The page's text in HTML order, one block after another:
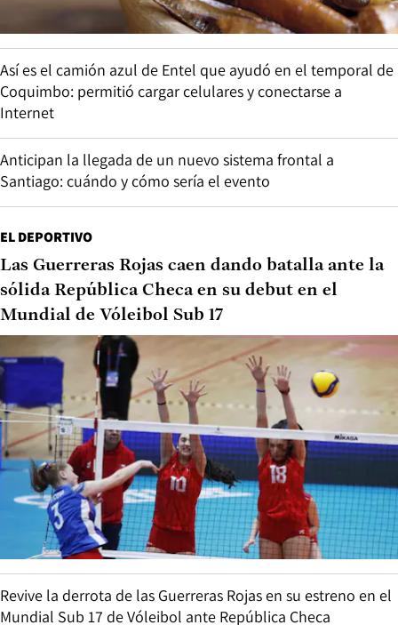
Así es el camión azul de Entel que ayudó en el temporal de
Coquimbo: permitió cargar celulares y conectarse a
Internet
Anticipan la llegada de un nuevo sistema frontal a
Santiago: cuándo y cómo sería el evento
EL DEPORTIVO
Las Guerreras Rojas caen dando batalla ante la
sólida República Checa en su debut en el
Mundial de Vóleibol Sub 17
Revive la derrota de las Guerreras Rojas en su estreno en el
Mundial Sub 17 de Vóleibol ante República Checa